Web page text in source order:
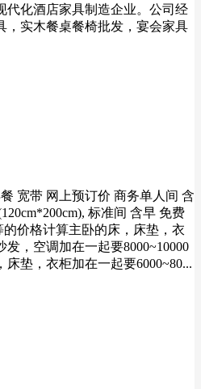
代化酒店家具制造企业。公司经
，实木餐桌餐椅批发，宴会家具
宽带 网上预订价 商务单人间 含
标准间 含早 免费
的价格计算主卧的床，床垫，衣
，空调加在一起要8000~10000
垫，衣柜加在一起要6000~80...